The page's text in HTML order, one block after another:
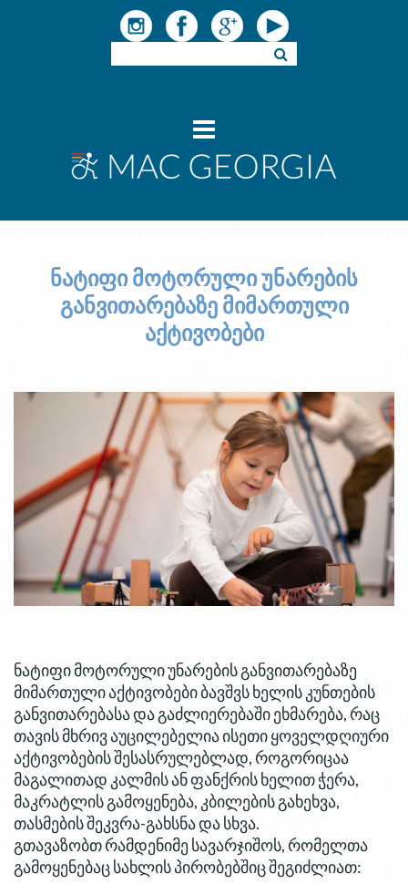
ნატიფი მოტორული უნარების
განვითარებაზე მიმართული
აქტივობები
ნატიფი მოტორული უნარების განვითარებაზე
მიმართული აქტივობები ბავშვს ხელის კუნთების
განვითარებასა და გაძლიერებაში ეხმარება, რაც
თავის მხრივ აუცილებელია ისეთი ყოველდღიური
აქტივობების შესასრულებლად, როგორიცაა
მაგალითად კალმის ან ფანქრის ხელით ჭერა,
მაკრატლის გამოყენება, კბილების გახეხვა,
თასმების შეკვრა-გახსნა და სხვა.
გთავაზობთ რამდენიმე სავარჯიშოს, რომელთა
გამოყენებაც სახლის პირობებშიც შეგიძლიათ: